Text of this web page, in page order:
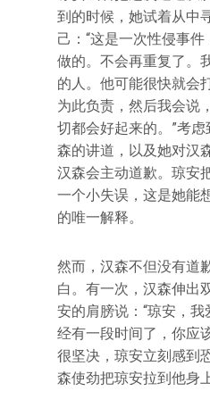
到的时候，她试着从中
己：“这是一次性侵事
做的。不会再重复了。
的人。他可能很快就会
为此负责，然后我会说
切都会好起来的。”考
森的讲道，以及她对汉
汉森会主动道歉。琼安
一个小失误，这是她能
的唯一解释。
然而，汉森不但没有道
白。有一次，汉森伸出
安的肩膀说：“琼安，
经有一段时间了，你应
很坚决，琼安立刻感到
森使劲把琼安拉到他身